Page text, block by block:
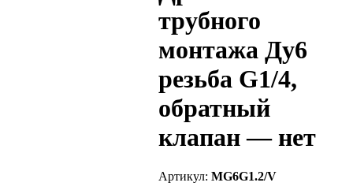
трубного
монтажа Ду6
резьба G1/4,
обратный
клапан — нет
Артикул: MG6G1.2/V